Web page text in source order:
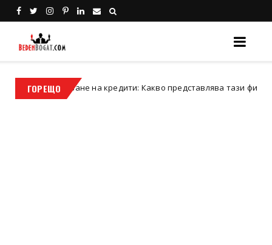
ГОРЕЩОна кредити: Какво представлява тази финансова